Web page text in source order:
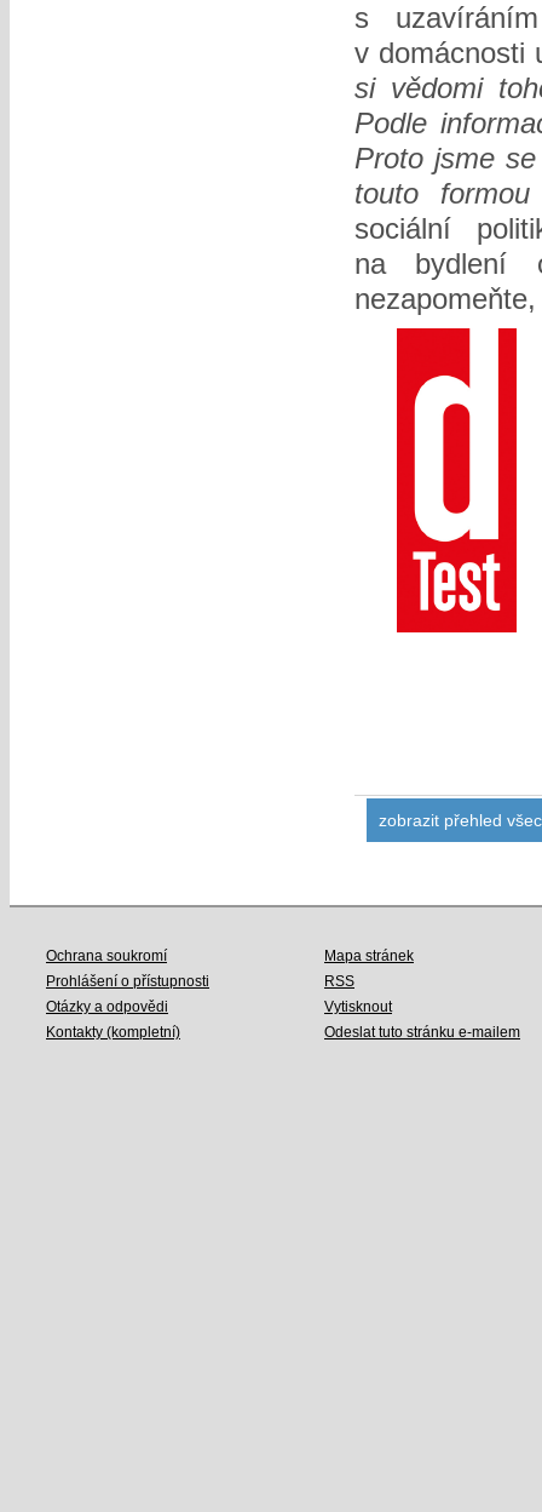
s
v domácnosti
si vědomi
Podle
Proto jsme
touto formou
sociální
na bydlení
zobrazit přehled
Ochrana soukromí
Prohlášení o přístupnosti
Otázky a odpovědi
Kontakty (kompletní)
Mapa stránek
RSS
Vytisknout
Odeslat tuto stránku e-mailem